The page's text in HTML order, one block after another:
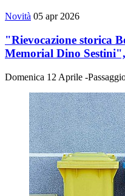
Novità 05 apr 2026
"Rievocazione storica
Memorial Dino
Domenica 12 Aprile -